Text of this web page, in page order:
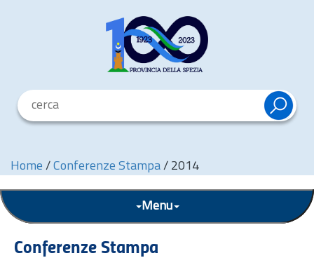
Home / Conferenze Stampa / 2014
Menu
Conferenze Stampa